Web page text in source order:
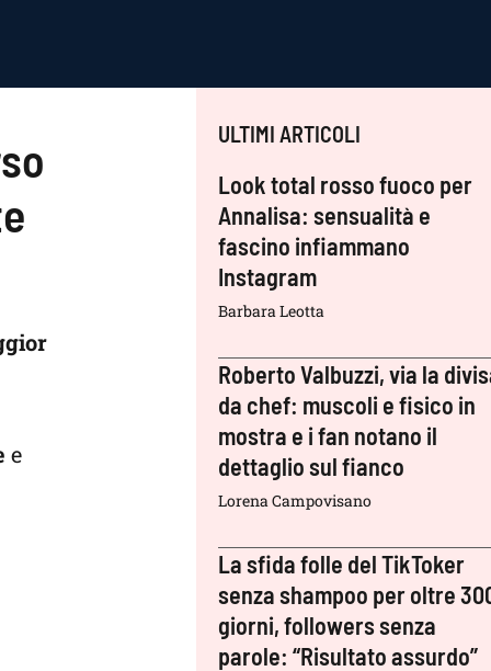
e
ULTIMI ARTICOLI
Look total rosso fuoco per
Annalisa: sensualità e
fascino infiammano
Instagram
Barbara Leotta
Roberto Valbuzzi, via la
da chef: muscoli e fisico in
mostra e i fan notano il
dettaglio sul fianco
Lorena Campovisano
La sfida folle del TikToker
senza shampoo per oltre
giorni, followers senza
parole: “Risultato assurdo”